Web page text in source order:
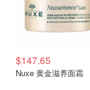
$147.65
Nuxe 黄金滋养面霜